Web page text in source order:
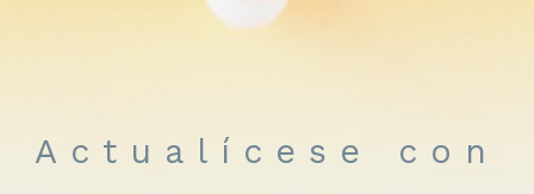
Actualícese con